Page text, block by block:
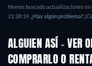
Hemos buscado actualizaciones
21:28:19. ¿Hay algún problema?
ALGUIEN ASÍ - VER
COMPRARLO O